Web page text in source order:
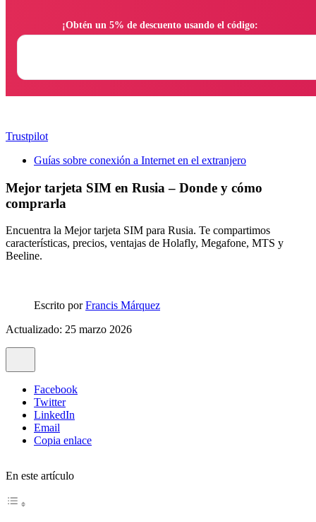
Trustpilot
Guías sobre conexión a Internet en el extranjero
Mejor tarjeta SIM en Rusia – Donde y cómo
comprarla
Encuentra la Mejor tarjeta SIM para Rusia. Te compartimos
características, precios, ventajas de Holafly, Megafone, MTS y
Beeline.
Escrito porFrancis Márquez
Actualizado: 25 marzo 2026
Facebook
Twitter
LinkedIn
Email
Copia enlace
En este artículo